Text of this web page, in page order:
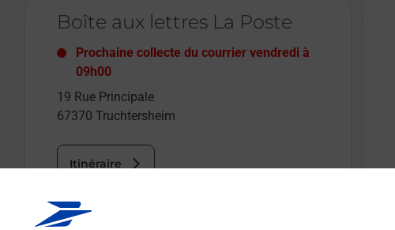
Boîte aux lettres La Poste
Prochaine collecte du courrier vendredi à
09h00
19 Rue Principale
67370 Truchtersheim
Itinéraire